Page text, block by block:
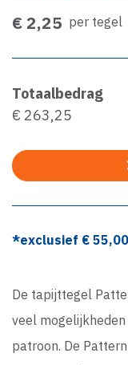
€ 2,25 per tegel
Totaalbedrag
€ 263,25
*exclusief € 55,00
De tapijttegel
veel
patroon. De